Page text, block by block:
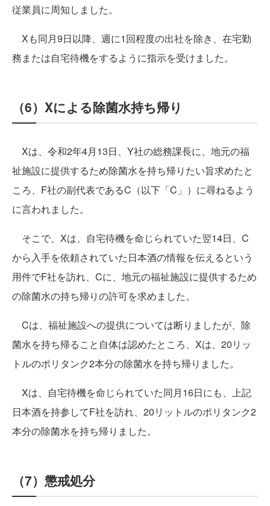
従業員に周知しました。
Xも同月9日以降、週に1回程度の出社を除き、在宅勤
務または自宅待機をするように指示を受けました。
（6）Xによる除菌水持ち帰り
Xは、令和2年4月13日、Y社の総務課長に、地元の福
祉施設に提供するため除菌水を持ち帰りたい旨求めたと
ころ、F社の副代表であるC（以下「C」）に尋ねるよう
に言われました。
そこで、Xは、自宅待機を命じられていた翌14日、C
から入手を依頼されていた日本酒の情報を伝えるという
用件でF社を訪れ、Cに、地元の福祉施設に提供するため
の除菌水の持ち帰りの許可を求めました。
Cは、福祉施設への提供については断りましたが、除
菌水を持ち帰ること自体は認めたところ、Xは、20リッ
トルのポリタンク2本分の除菌水を持ち帰りました。
Xは、自宅待機を命じられていた同月16日にも、上記
日本酒を持参してF社を訪れ、20リットルのポリタンク2
本分の除菌水を持ち帰りました。
（7）懲戒処分